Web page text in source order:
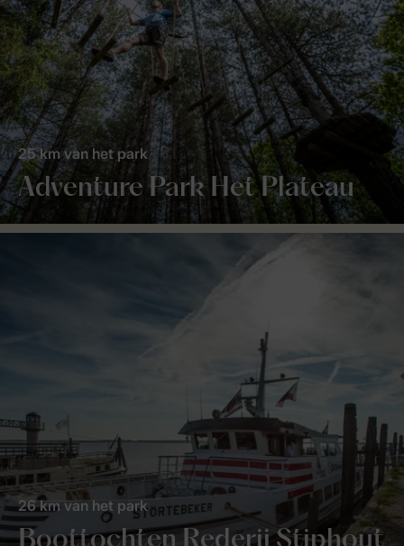
Adventure Park Het Plateau
25 km van het park
26 km van het park